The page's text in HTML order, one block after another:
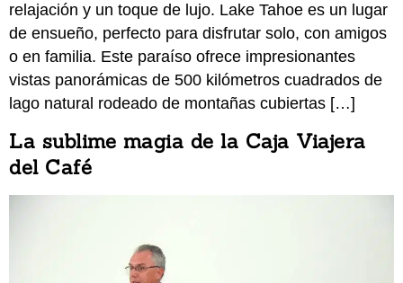
relajación y un toque de lujo. Lake Tahoe es un lugar
de ensueño, perfecto para disfrutar solo, con amigos
o en familia. Este paraíso ofrece impresionantes
vistas panorámicas de 500 kilómetros cuadrados de
lago natural rodeado de montañas cubiertas […]
La sublime magia de la Caja Viajera
del Café